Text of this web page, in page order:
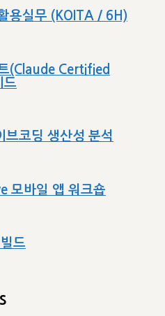
용실무 (KOITA / 6H)
(Claude Certified
드
브코딩 생산성 분석
모바일 앱 워크숍
드